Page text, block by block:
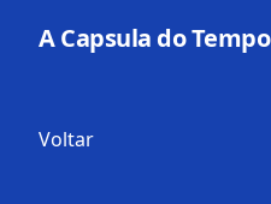
A Capsula do Tempo
Voltar